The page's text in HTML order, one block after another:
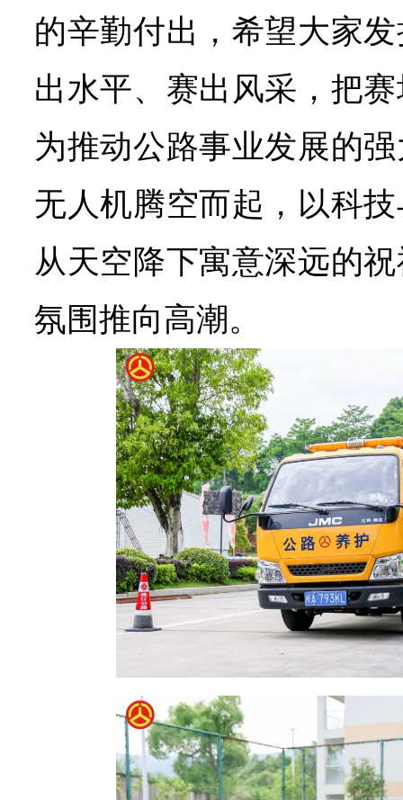
的辛勤付出，希望大家
出水平、赛出风采，把
为推动公路事业发展的
无人机腾空而起，以科
从天空降下寓意深远的
氛围推向高潮。